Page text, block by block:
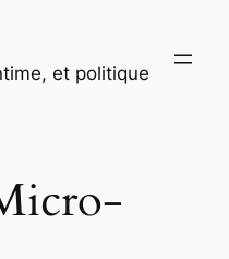
et politique